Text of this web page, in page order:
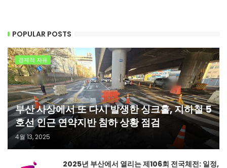
POPULAR POSTS
경제적 자유
부산 사상에서 또 다시 발생한 싱크홀, 지하철 5
호선 인근 연약지반 침하 상황 점검
4월 13, 2025
2025년 부산에서 열리는 제106회 전국체전: 일정,